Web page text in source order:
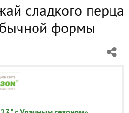
сладкого перца
формы